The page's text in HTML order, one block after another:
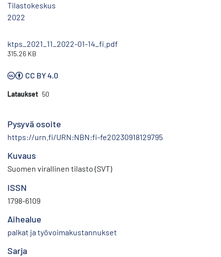
Tilastokeskus
2022
ktps_2021_11_2022-01-14_fi.pdf
315.26 KB
CC BY 4.0
Lataukset 50
Pysyvä osoite
https://urn.fi/URN:NBN:fi-fe20230918129795
Kuvaus
Suomen virallinen tilasto (SVT)
ISSN
1798-6109
Aihealue
palkat ja työvoimakustannukset
Sarja